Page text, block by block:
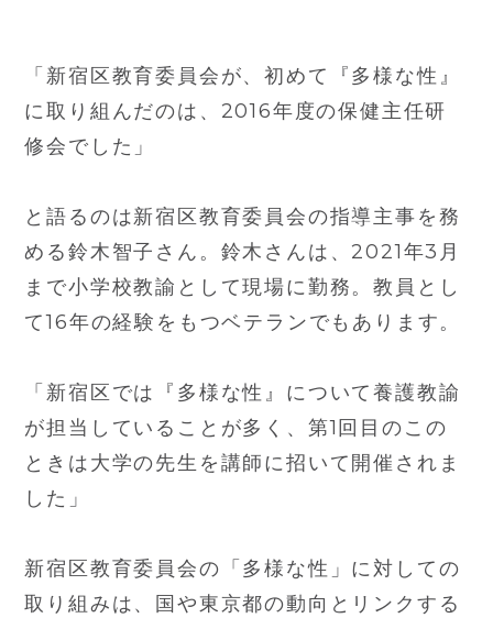
「新宿区教育委員会が、初めて『多様な性』
に取り組んだのは、2016年度の保健主任研
修会でした」
と語るのは新宿区教育委員会の指導主事を務
める鈴木智子さん。鈴木さんは、2021年3月
まで小学校教諭として現場に勤務。教員とし
て16年の経験をもつベテランでもあります。
「新宿区では『多様な性』について養護教諭
が担当していることが多く、第1回目のこの
ときは大学の先生を講師に招いて開催されま
した」
新宿区教育委員会の「多様な性」に対しての
取り組みは、国や東京都の動向とリンクする